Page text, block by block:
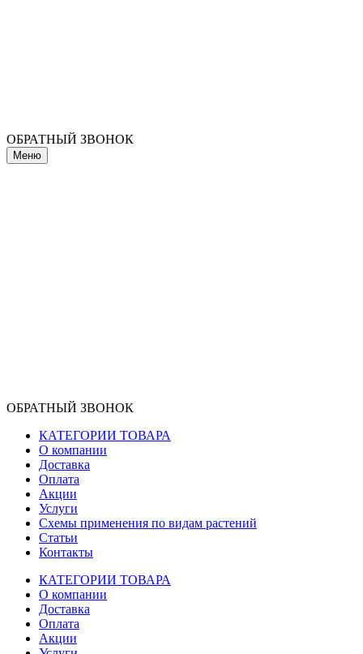
ОБРАТНЫЙ ЗВОНОК
Меню
ОБРАТНЫЙ ЗВОНОК
КАТЕГОРИИ ТОВАРА
О компании
Доставка
Оплата
Акции
Услуги
Схемы применения по видам растений
Статьи
Контакты
КАТЕГОРИИ ТОВАРА
О компании
Доставка
Оплата
Акции